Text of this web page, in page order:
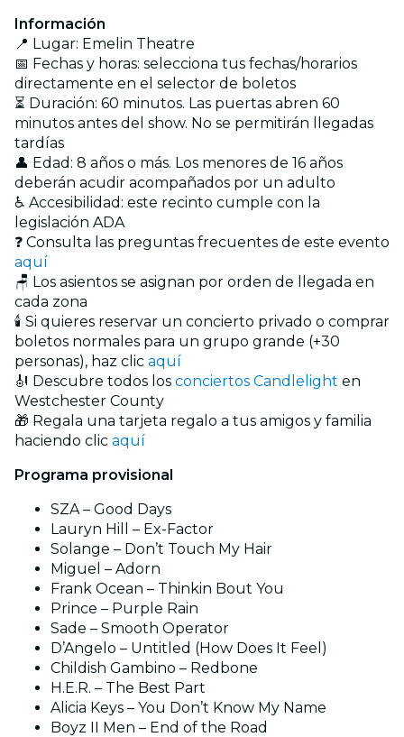
Información
📍 Lugar: Emelin Theatre
📅 Fechas y horas: selecciona tus fechas/horarios
directamente en el selector de boletos
⏳ Duración: 60 minutos. Las puertas abren 60
minutos antes del show. No se permitirán llegadas
tardías
👤 Edad: 8 años o más. Los menores de 16 años
deberán acudir acompañados por un adulto
♿ Accesibilidad: este recinto cumple con la
legislación ADA
❓ Consulta las preguntas frecuentes de este evento
aquí
🪑 Los asientos se asignan por orden de llegada en
cada zona
🕯️ Si quieres reservar un concierto privado o comprar
boletos normales para un grupo grande (+30
personas), haz clic aquí
🎻 Descubre todos los conciertos Candlelight en
Westchester County
🎁 Regala una tarjeta regalo a tus amigos y familia
haciendo clic aquí
Programa provisional
SZA – Good Days
Lauryn Hill – Ex-Factor
Solange – Don’t Touch My Hair
Miguel – Adorn
Frank Ocean – Thinkin Bout You
Prince – Purple Rain
Sade – Smooth Operator
D’Angelo – Untitled (How Does It Feel)
Childish Gambino – Redbone
H.E.R. – The Best Part
Alicia Keys – You Don’t Know My Name
Boyz II Men – End of the Road